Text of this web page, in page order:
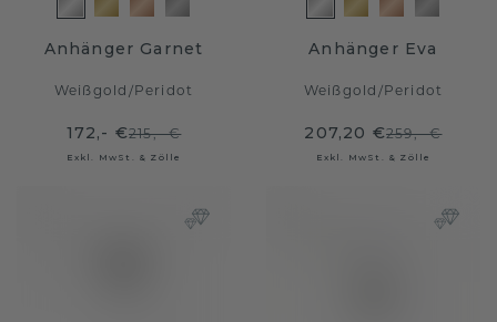
Anhänger Garnet
Weißgold /Peridot
172,- €215,- €
Exkl. MwSt. & Zölle
Anhänger Eva
Weißgold /Peridot
207,20 €259,- €
Exkl. MwSt. & Zölle